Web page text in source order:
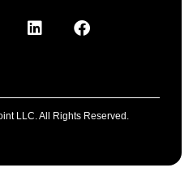
LLC. All Rights Reserved.